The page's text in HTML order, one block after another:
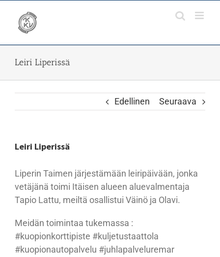
content
Leiri Liperissä
Edellinen Seuraava
Leiri Liperissä
Liperin Taimen järjestämään leiripäivään, jonka
vetäjänä toimi Itäisen alueen aluevalmentaja
Tapio Lattu, meiltä osallistui Väinö ja Olavi.
Meidän toimintaa tukemassa :
#kuopionkorttipiste #kuljetustaattola
#kuopionautopalvelu #juhlapalveluremar